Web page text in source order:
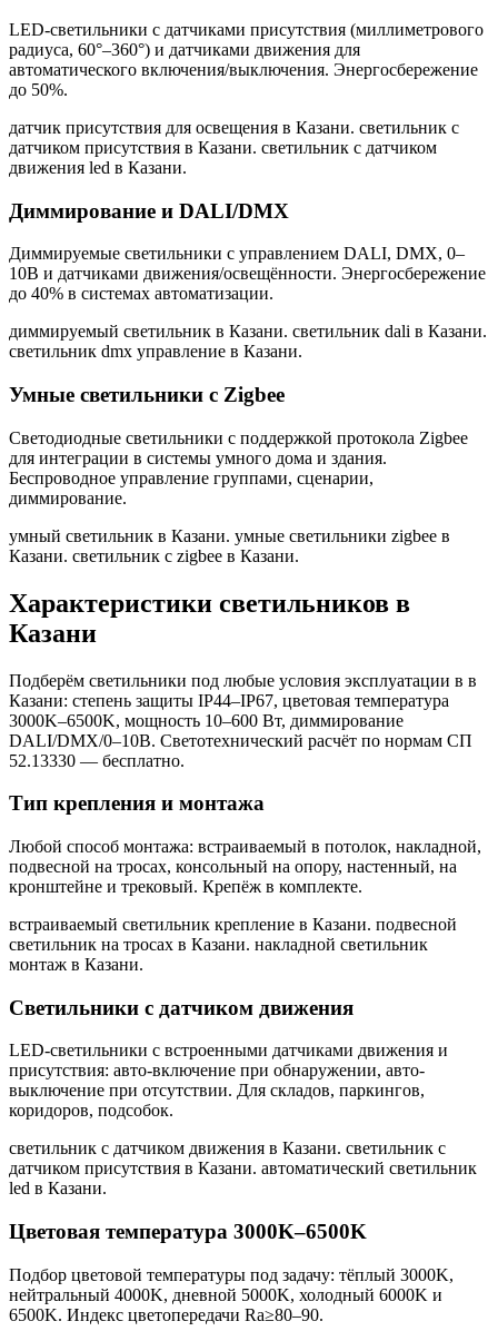
LED-светильники с датчиками присутствия (миллиметрового
радиуса, 60°–360°) и датчиками движения для
автоматического включения/выключения. Энергосбережение
до 50%.
датчик присутствия для освещения в Казани. светильник с
датчиком присутствия в Казани. светильник с датчиком
движения led в Казани.
Диммирование и DALI/DMX
Диммируемые светильники с управлением DALI, DMX, 0–
10В и датчиками движения/освещённости. Энергосбережение
до 40% в системах автоматизации.
диммируемый светильник в Казани. светильник dali в Казани.
светильник dmx управление в Казани.
Умные светильники с Zigbee
Светодиодные светильники с поддержкой протокола Zigbee
для интеграции в системы умного дома и здания.
Беспроводное управление группами, сценарии,
диммирование.
умный светильник в Казани. умные светильники zigbee в
Казани. светильник с zigbee в Казани.
Характеристики светильников в
Казани
Подберём светильники под любые условия эксплуатации в в
Казани: степень защиты IP44–IP67, цветовая температура
3000K–6500K, мощность 10–600 Вт, диммирование
DALI/DMX/0–10В. Светотехнический расчёт по нормам СП
52.13330 — бесплатно.
Тип крепления и монтажа
Любой способ монтажа: встраиваемый в потолок, накладной,
подвесной на тросах, консольный на опору, настенный, на
кронштейне и трековый. Крепёж в комплекте.
встраиваемый светильник крепление в Казани. подвесной
светильник на тросах в Казани. накладной светильник
монтаж в Казани.
Светильники с датчиком движения
LED-светильники с встроенными датчиками движения и
присутствия: авто-включение при обнаружении, авто-
выключение при отсутствии. Для складов, паркингов,
коридоров, подсобок.
светильник с датчиком движения в Казани. светильник с
датчиком присутствия в Казани. автоматический светильник
led в Казани.
Цветовая температура 3000K–6500K
Подбор цветовой температуры под задачу: тёплый 3000K,
нейтральный 4000K, дневной 5000K, холодный 6000K и
6500K. Индекс цветопередачи Ra≥80–90.